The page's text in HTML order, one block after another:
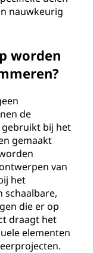
nauwkeurig
worden
de
bij het
gemaakt
van
het
schaalbare,
die er op
draagt het
elementen